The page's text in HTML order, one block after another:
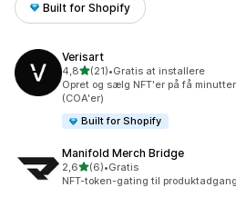
Built for Shopify
Verisart
4,8ud af 5 stjerner
(21)
21 anmeldelser i alt
•Gratis at installere
Opret og sælg NFT'er på få
(COA'er)
Built for Shopify
Manifold Merch Bridge
2,6ud af 5 stjerner
(6)
6 anmeldelser i alt
•Gratis
NFT-token-gating til